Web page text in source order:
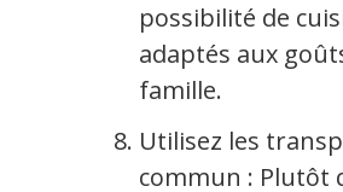
possibilité de
adaptés aux
famille.
Utilisez les
commun : Plutôt